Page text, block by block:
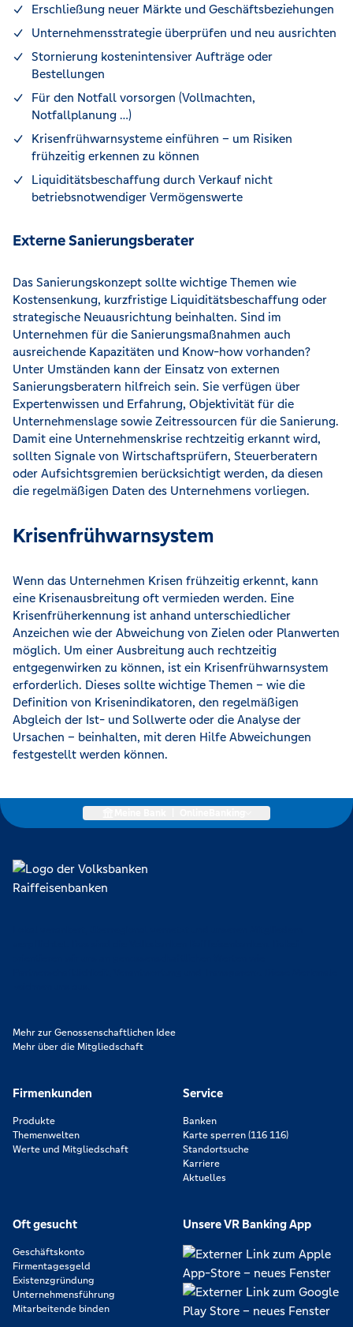
Erschließung neuer Märkte und Geschäftsbeziehungen
Unternehmensstrategie überprüfen und neu ausrichten
Stornierung kostenintensiver Aufträge oder
Bestellungen
Für den Notfall vorsorgen (Vollmachten,
Notfallplanung …)
Krisenfrühwarnsysteme einführen – um Risiken
frühzeitig erkennen zu können
Liquiditätsbeschaffung durch Verkauf nicht
betriebsnotwendiger Vermögenswerte
Externe Sanierungsberater
Das Sanierungskonzept sollte wichtige Themen wie
Kostensenkung, kurzfristige Liquiditätsbeschaffung oder
strategische Neuausrichtung beinhalten. Sind im
Unternehmen für die Sanierungsmaßnahmen auch
ausreichende Kapazitäten und Know-how vorhanden?
Unter Umständen kann der Einsatz von externen
Sanierungsberatern hilfreich sein. Sie verfügen über
Expertenwissen und Erfahrung, Objektivität für die
Unternehmenslage sowie Zeitressourcen für die Sanierung.
Damit eine Unternehmenskrise rechtzeitig erkannt wird,
sollten Signale von Wirtschaftsprüfern, Steuerberatern
oder Aufsichtsgremien berücksichtigt werden, da diesen
die regelmäßigen Daten des Unternehmens vorliegen.
Krisenfrühwarnsystem
Wenn das Unternehmen Krisen frühzeitig erkennt, kann
eine Krisenausbreitung oft vermieden werden. Eine
Krisenfrüherkennung ist anhand unterschiedlicher
Anzeichen wie der Abweichung von Zielen oder Planwerten
möglich. Um einer Ausbreitung auch rechtzeitig
entgegenwirken zu können, ist ein Krisenfrühwarnsystem
erforderlich. Dieses sollte wichtige Themen – wie die
Definition von Krisenindikatoren, den regelmäßigen
Abgleich der Ist- und Sollwerte oder die Analyse der
Ursachen – beinhalten, mit deren Hilfe Abweichungen
festgestellt werden können.
Mehr zur Genossenschaftlichen Idee
Mehr über die Mitgliedschaft
Firmenkunden
Produkte
Themenwelten
Werte und Mitgliedschaft
Service
Banken
Karte sperren (116 116)
Standortsuche
Karriere
Aktuelles
Oft gesucht
Geschäftskonto
Firmentagesgeld
Existenzgründung
Unternehmensführung
Mitarbeitende binden
Unsere VR Banking App